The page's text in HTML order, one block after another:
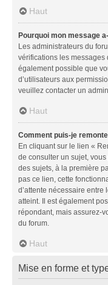
Haut
Pourquoi mon message
Les administrateurs du
vérifications les messages
également possible que
d’utilisateurs aux
veuillez contacter un
Haut
Comment puis-je
En cliquant sur le lien «
de consulter un sujet,
des sujets, à la première
pas ce lien, cette
d’attente nécessaire entre
atteint. Il est également
répondant, mais assurez-
du forum.
Haut
Mise en forme et